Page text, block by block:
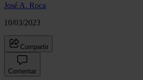
José A. Roca
10/03/2023
Compartir
Comentar